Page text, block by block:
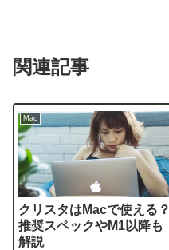
関連記事
Mac
クリスタはMacで使える？
推奨スペックやM1以降も
解説